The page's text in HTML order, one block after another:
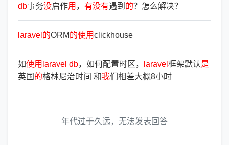
db事务没启作用 ， 有没有遇到 的？怎么解决？
laravel 的ORM的使用clickhouse
如使用 laravel db，如何配置时区， laravel 框架默认是
英国 的格林尼治时间 和我们相差大概8小时
年代过于久远，无法发表回答